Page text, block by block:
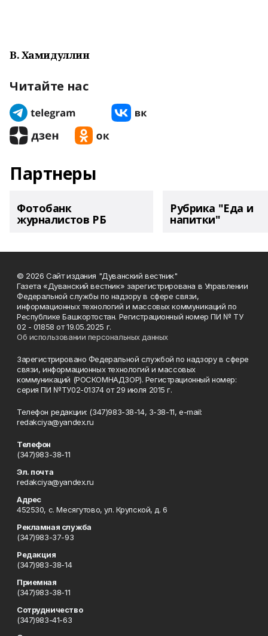
В. Хамидуллин
Читайте нас
Партнеры
Фотобанк
журналистов РБ
Рубрика "Еда и
напитки"
© 2026 Сайт издания "Дуванский вестник"
Газета «Дуванский вестник» зарегистрирована в Управлении
Федеральной службы по надзору в сфере связи,
информационных технологий и массовых коммуникаций по
Республике Башкортостан. Регистрационный номер ПИ № ТУ
02 - 01858 от 19.05.2025 г.
Об использовании персональных данных
Зарегистрировано Федеральной службой по надзору в сфере
связи, информационных технологий и массовых
коммуникаций (РОСКОМНАДЗОР). Регистрационный номер:
серия ПИ №ТУ02-01374 от 29 июля 2015 г.
Телефон редакции: (347)983-38-14, 3-38-11, e-mail:
redakciya@yandex.ru
Телефон
(347)983-38-11
Эл. почта
redakciya@yandex.ru
Адрес
452530, с. Месягутово, ул. Крупской, д. 6
Рекламная служба
(347)983-37-93
Редакция
(347)983-38-14
Приемная
(347)983-38-11
Сотрудничество
(347)983-41-63